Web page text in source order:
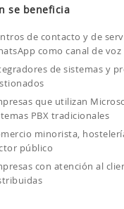
se beneficia
de contacto y de
como canal de
de sistemas y
que utilizan
PBX tradicionales
minorista,
público
con atención al